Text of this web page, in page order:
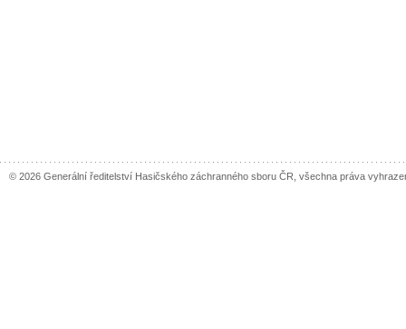
© 2026 Generální ředitelství Hasičského záchranného sboru ČR, všechna práva